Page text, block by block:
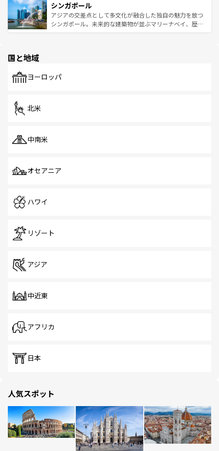
参照してほしい。
激する。気候は一年中温暖で、どの季節にも異なる楽しみ
が待っている。親しみやすいタイの人々、仏教を中心とし
た文化、そして多様な観光資源が、訪れる旅人を魅了し続
み、どこを訪れても感動するはず。観光スポットが密集し
ており、効率よく見どころを回れるのも魅力。息をのむよ
うな絶景から文化的な体験まで、香港を存分に楽しみ尽く
シンガポール
アジアの交差点として多文化が融合した独自の魅力を放つ
シンガポール。未来的な建築物が並ぶマリーナベイ、歴史
で、ホーカーズは地元の風情を楽しめる外せないスポット
国と地域
ヨーロッパ
北米
中南米
オセアニア
ハワイ
リゾート
アジア
中近東
アフリカ
日本
人気スポット